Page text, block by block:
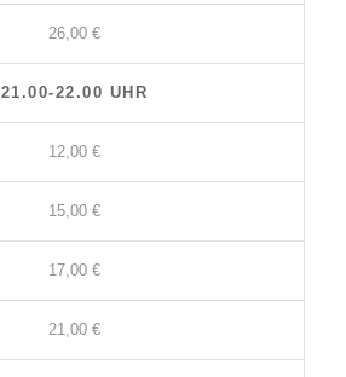
26,00 €
21.00-22.00 UHR
12,00 €
15,00 €
17,00 €
21,00 €